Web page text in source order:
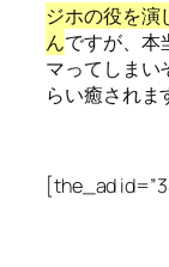
ジホの役を演
んですが、本
マってしまい
らい癒されま
[the_ad